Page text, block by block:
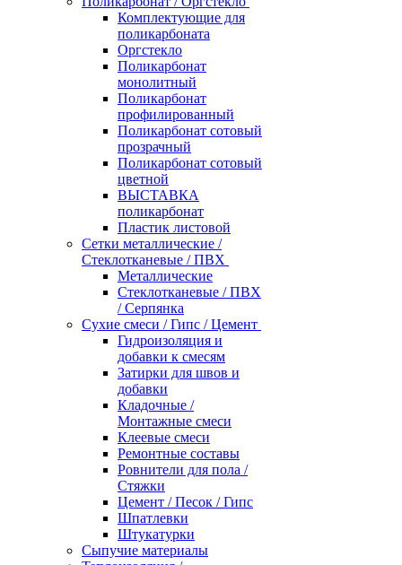
Комплектующие для
поликарбоната
Оргстекло
Поликарбонат
монолитный
Поликарбонат
профилированный
Поликарбонат сотовый
прозрачный
Поликарбонат сотовый
цветной
ВЫСТАВКА
поликарбонат
Пластик листовой
Сетки металлические /
Стеклотканевые / ПВХ
Металлические
Стеклотканевые / ПВХ
/ Серпянка
Сухие смеси / Гипс / Цемент
Гидроизоляция и
добавки к смесям
Затирки для швов и
добавки
Кладочные /
Монтажные смеси
Клеевые смеси
Ремонтные составы
Ровнители для пола /
Стяжки
Цемент / Песок / Гипс
Шпатлевки
Штукатурки
Сыпучие материалы